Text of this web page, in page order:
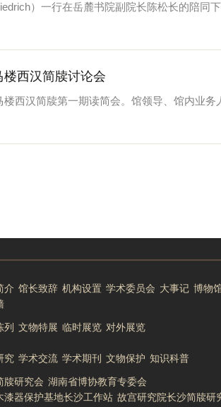
）一行在岳麓书院副院长陈松长的陪同
西汉简牍讨论会
西汉简牍第一期读简会。馆领导、馆内业
介 馆长致辞 机构设置 学术委员会 大事记 博物
列 文物特展 临时展览 对外展览
究 学术交流 学术期刊 文物保护 知识科普
牍研究会 湖南省博协教育专委会
漆器保护基地长沙工作站 故宫研究院长沙简牍研